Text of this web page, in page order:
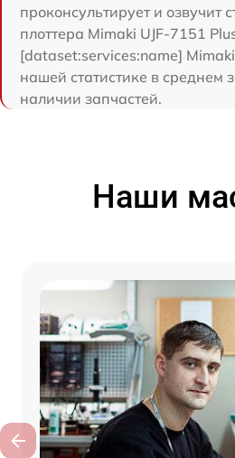
проконсультирует и озвучит
плоттера Mimaki UJF-7151
[dataset:services:name]
нашей статистике в среднем
наличии запчастей.
Наши